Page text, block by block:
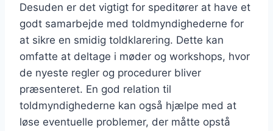
Desuden er det vigtigt for speditører at have et
godt samarbejde med toldmyndighederne for
at sikre en smidig toldklarering. Dette kan
omfatte at deltage i møder og workshops, hvor
de nyeste regler og procedurer bliver
præsenteret. En god relation til
toldmyndighederne kan også hjælpe med at
løse eventuelle problemer, der måtte opstå